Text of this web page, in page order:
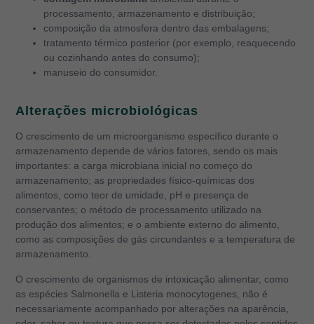
processamento, armazenamento e distribuição;
composição da atmosfera dentro das embalagens;
tratamento térmico posterior (por exemplo, reaquecendo
ou cozinhando antes do consumo);
manuseio do consumidor.
Alterações microbiológicas
O crescimento de um microorganismo específico durante o
armazenamento depende de vários fatores, sendo os mais
importantes: a carga microbiana inicial no começo do
armazenamento; as propriedades físico-químicas dos
alimentos, como teor de umidade, pH e presença de
conservantes; o método de processamento utilizado na
produção dos alimentos; e o ambiente externo do alimento,
como as composições de gás circundantes e a temperatura de
armazenamento.
O crescimento de organismos de intoxicação alimentar, como
as espécies Salmonella e Listeria monocytogenes, não é
necessariamente acompanhado por alterações na aparência,